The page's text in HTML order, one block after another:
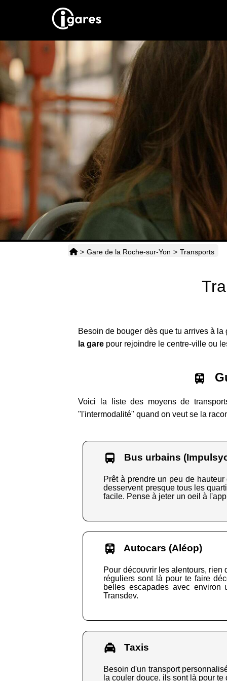
> Gare de la Roche-sur-Yon > Transports
Besoin de bouger dès que tu arrives à
la gare pour rejoindre le centre-ville ou
Voici la liste des moyens de
"l'intermodalité" quand on veut se la
Bus urbains
Prêt à prendre un peu de
desservent presque tous les
facile. Pense à jeter un oeil à
Autocars (Aléop)
Pour découvrir les alentours,
réguliers sont là pour te faire
belles escapades avec
Transdev.
Taxis
Besoin d'un transport
la couler douce, ils sont là pour